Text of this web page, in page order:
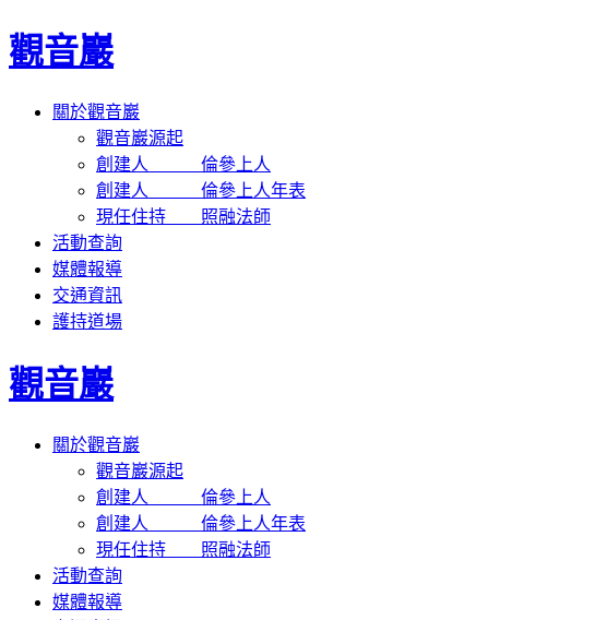
觀音巖
關於觀音巖
觀音巖源起
創建人 倫參上人
創建人 倫參上人年表
現任住持 照融法師
活動查詢
媒體報導
交通資訊
護持道場
觀音巖
關於觀音巖
觀音巖源起
創建人 倫參上人
創建人 倫參上人年表
現任住持 照融法師
活動查詢
媒體報導